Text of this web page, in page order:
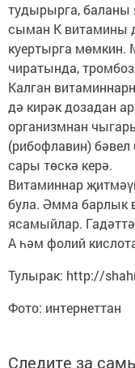
тудырырга, баланы
сыман К витамины
куертырга мөмкин.
чиратында,
Калган
дә кирәк дозадан
организмнан
(рибофлавин)
сары төскә керә.
Витаминнар
була. Әмма барлык
ясамыйлар.
А һәм фолий
Тулырак: http://
Фото: интернеттан
Следите за